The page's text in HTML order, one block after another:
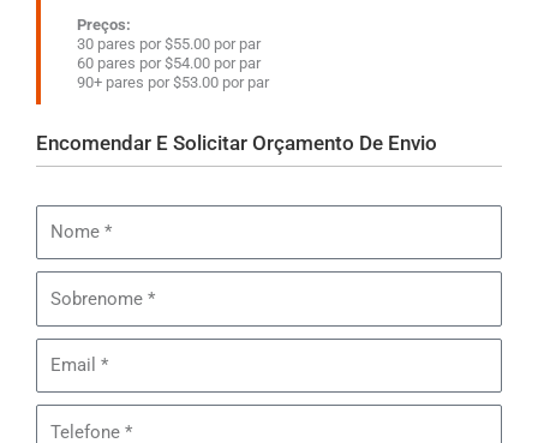
Preços:
30 pares por $55.00 por par
60 pares por $54.00 por par
90+ pares por $53.00 por par
Encomendar E Solicitar Orçamento De Envio